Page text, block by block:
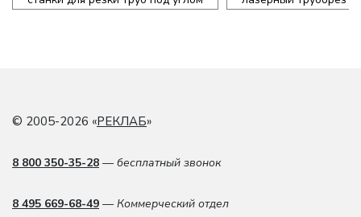
© 2005-2026 «РЕКЛАБ»
8 800 350-35-28 — бесплатный звонок
8 495 669-68-49 — Коммерческий отдел